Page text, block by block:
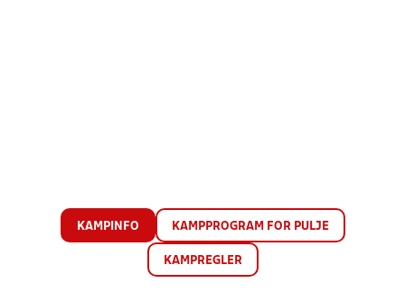
KAMPINFO KAMPPROGRAM FOR PULJE
KAMPREGLER